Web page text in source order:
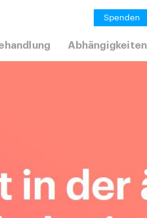
Spenden
Abhängigkeiten